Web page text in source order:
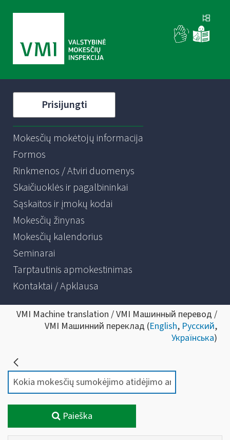
Prisijungti
Mokesčių mokėtojų informacija
Formos
Rinkmenos / Atviri duomenys
Skaičiuoklės ir pagalbininkai
Sąskaitos ir įmokų kodai
Mokesčių žinynas
Mokesčių kalendorius
Seminarai
Tarptautinis apmokestinimas
Kontaktai / Apklausa
VMI Machine translation / VMI Машинный перевод /
VMI Машинний переклад (English, Русский,
Українська)
Paieška